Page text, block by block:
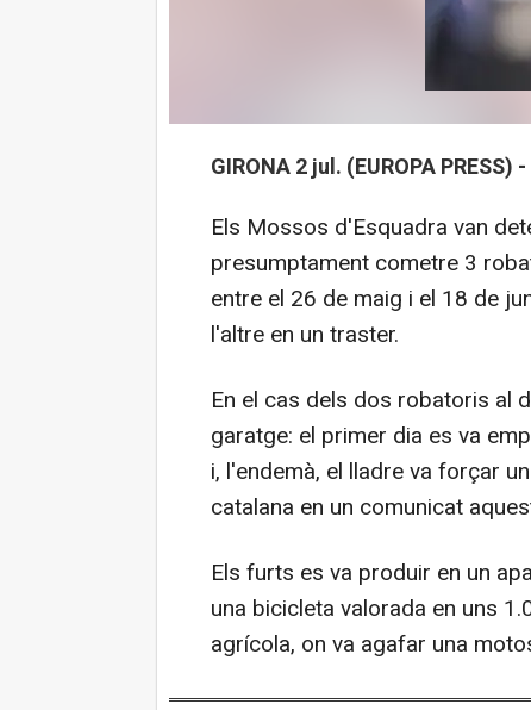
GIRONA 2 jul. (EUROPA PRESS) -
Els Mossos d'Esquadra van
presumptament cometre 3
entre el 26 de maig i el 18 de
l'altre en un traster.
En el cas dels dos robatoris al
garatge: el primer dia es va
i, l'endemà, el lladre va forçar
catalana en un comunicat
Els furts es va produir en un
una bicicleta valorada en uns
agrícola, on va agafar una